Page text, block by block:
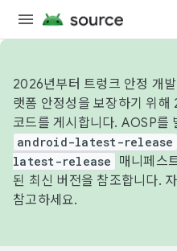
2026년부터 트렁크 안정 개
랫폼 안정성을 보장하기 위
코드를 게시합니다. AOSP를
android-latest-release
latest-release
매니페스
된 최신 버전을 참조합니다.
참고하세요.